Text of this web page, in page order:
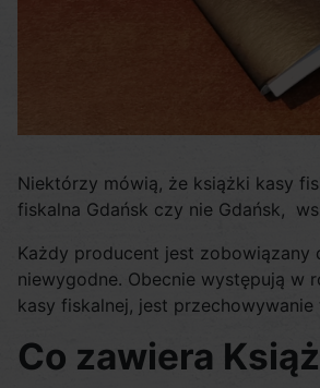
Niektórzy mówią, że książki kasy
fiskalna Gdańsk czy nie Gdańsk,
Każdy producent jest zobowiązany
niewygodne. Obecnie występują w
kasy fiskalnej, jest
Co zawiera